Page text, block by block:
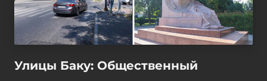
Улицы Баку: Общественный